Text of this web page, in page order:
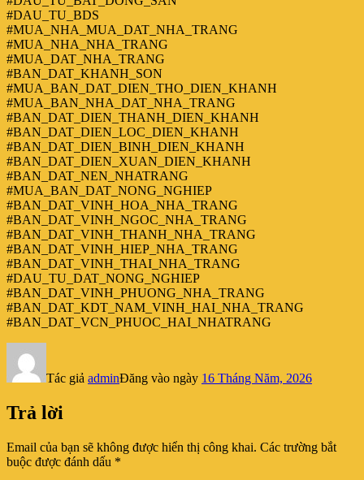
#DAU_TU_BDS
#MUA_NHA_MUA_DAT_NHA_TRANG
#MUA_NHA_NHA_TRANG
#MUA_DAT_NHA_TRANG
#BAN_DAT_KHANH_SON
#MUA_BAN_DAT_DIEN_THO_DIEN_KHANH
#MUA_BAN_NHA_DAT_NHA_TRANG
#BAN_DAT_DIEN_THANH_DIEN_KHANH
#BAN_DAT_DIEN_LOC_DIEN_KHANH
#BAN_DAT_DIEN_BINH_DIEN_KHANH
#BAN_DAT_DIEN_XUAN_DIEN_KHANH
#BAN_DAT_NEN_NHATRANG
#MUA_BAN_DAT_NONG_NGHIEP
#BAN_DAT_VINH_HOA_NHA_TRANG
#BAN_DAT_VINH_NGOC_NHA_TRANG
#BAN_DAT_VINH_THANH_NHA_TRANG
#BAN_DAT_VINH_HIEP_NHA_TRANG
#BAN_DAT_VINH_THAI_NHA_TRANG
#DAU_TU_DAT_NONG_NGHIEP
#BAN_DAT_VINH_PHUONG_NHA_TRANG
#BAN_DAT_KDT_NAM_VINH_HAI_NHA_TRANG
#BAN_DAT_VCN_PHUOC_HAI_NHATRANG
Tác giả adminĐăng vào ngày 16 Tháng Năm, 2026
Trả lời
Email của bạn sẽ không được hiển thị công khai. Các trường bắt
buộc được đánh dấu *